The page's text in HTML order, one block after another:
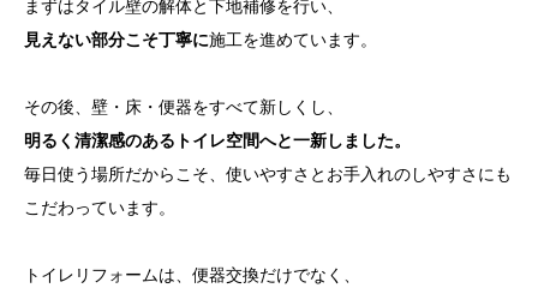
まずはタイル壁の解体と下地補修を行い、
見えない部分こそ丁寧に施工を進めています。
その後、壁・床・便器をすべて新しくし、
明るく清潔感のあるトイレ空間へと一新しました。
毎日使う場所だからこそ、使いやすさとお手入れのしやすさにも
こだわっています。
トイレリフォームは、便器交換だけでなく、